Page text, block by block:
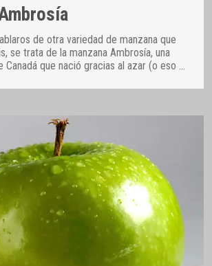
de otra variedad de manzana que
se trata de la manzana Ambrosía, una
Canadá que nació gracias al azar (o eso …